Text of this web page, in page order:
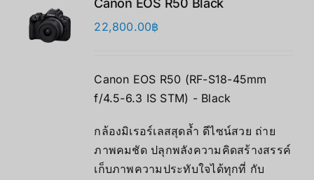
Canon EOS R50 Black
22,800.00฿
Canon EOS R50 (RF-S18-45mm
f/4.5-6.3 IS STM) - Black
กล้องมิเรอร์เลสสุดล้ำ ดีไซน์สวย ถ่าย
ภาพคมชัด ปลุกพลังความคิดสร้างสรรค์
เก็บภาพความประทับใจได้ทุกที่ กับ